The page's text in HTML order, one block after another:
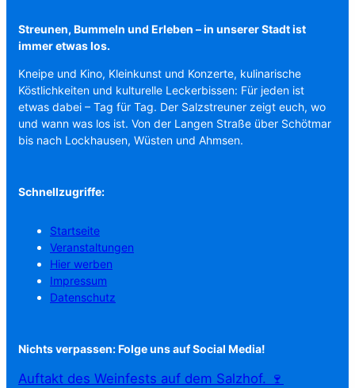
Streunen, Bummeln und Erleben – in unserer Stadt ist
immer etwas los.
Kneipe und Kino, Kleinkunst und Konzerte, kulinarische
Köstlichkeiten und kulturelle Leckerbissen: Für jeden ist
etwas dabei – Tag für Tag. Der Salzstreuner zeigt euch, wo
und wann was los ist. Von der Langen Straße über Schötmar
bis nach Lockhausen, Wüsten und Ahmsen.
Schnellzugriffe:
Startseite
Veranstaltungen
Hier werben
Impressum
Datenschutz
Nichts verpassen: Folge uns auf Social Media!
Auftakt des Weinfests auf dem Salzhof. 🍷